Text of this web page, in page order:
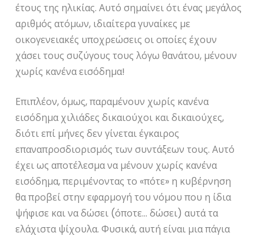
έτους της ηλικίας. Αυτό σημαίνει ότι ένας μεγάλος
αριθμός ατόμων, ιδιαίτερα γυναίκες με
οικογενειακές υποχρεώσεις οι οποίες έχουν
χάσει τους συζύγους τους λόγω θανάτου, μένουν
χωρίς κανένα εισόδημα!
Επιπλέον, όμως, παραμένουν χωρίς κανένα
εισόδημα χιλιάδες δικαιούχοι και δικαιούχες,
διότι επί μήνες δεν γίνεται έγκαιρος
επαναπροσδιορισμός των συντάξεων τους. Αυτό
έχει ως αποτέλεσμα να μένουν χωρίς κανένα
εισόδημα, περιμένοντας το «πότε» η κυβέρνηση
θα προβεί στην εφαρμογή του νόμου που η ίδια
ψήφισε και να δώσει (όποτε… δώσει) αυτά τα
ελάχιστα ψίχουλα. Φυσικά, αυτή είναι μια πάγια